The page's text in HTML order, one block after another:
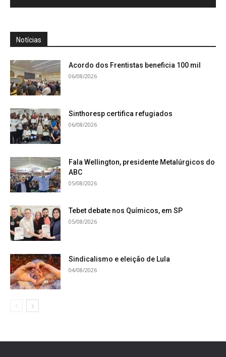
Notícias
Acordo dos Frentistas beneficia 100 mil
06/08/2026
Sinthoresp certifica refugiados
06/08/2026
Fala Wellington, presidente Metalúrgicos do
ABC
05/08/2026
Tebet debate nos Químicos, em SP
05/08/2026
Sindicalismo e eleição de Lula
04/08/2026